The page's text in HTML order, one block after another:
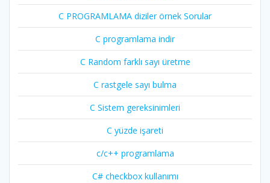
C PROGRAMLAMA diziler örnek Sorular
C programlama indir
C Random farklı sayı üretme
C rastgele sayı bulma
C Sistem gereksinimleri
C yüzde işareti
c/c++ programlama
C# checkbox kullanımı